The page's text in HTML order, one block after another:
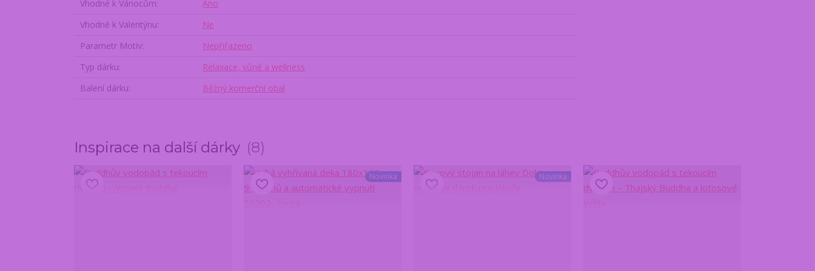
Vhodné k Vánocům
Ano
Vhodné k Valentýnu
Ne
Parametr Motiv
Nepřiřazeno
Typ dárku
Relaxace, vůně a wellness
Balení dárku
Běžný komerční obal
Inspirace na další dárky 8
Novinka Novinka